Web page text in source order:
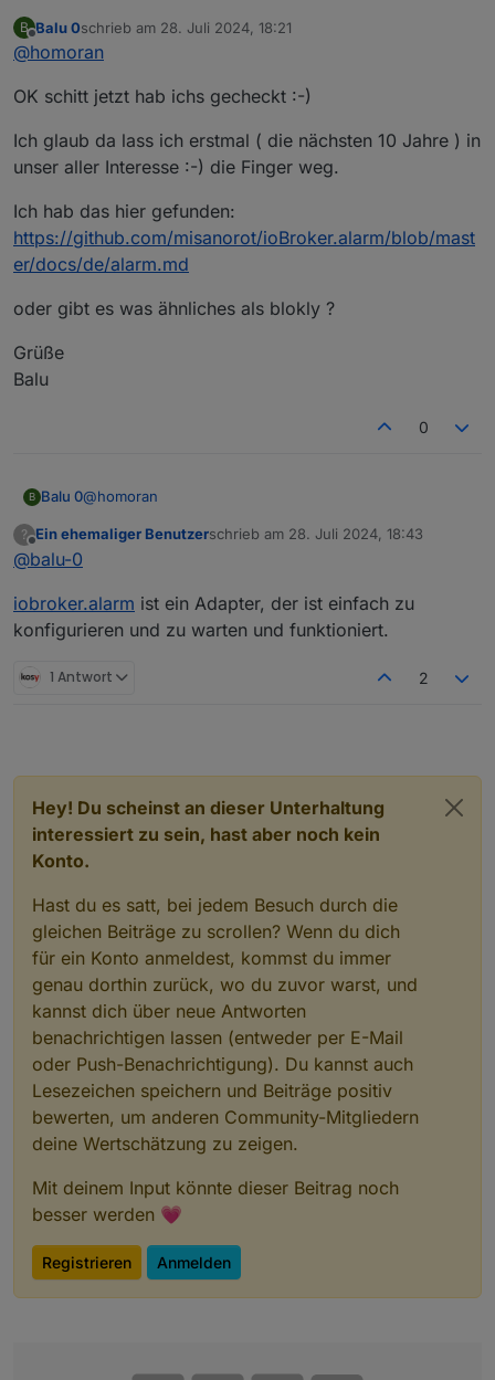
dazu müsste es ein xml sein!
balu-0 sagte in Umfassendes Alarmanlagen-Skript
wie kommst du darauf?
das ist Javascript
B
Offline
Balu 0schrieb am 28. Juli 2024, 18:21
zuletzt editiert von
@homoran
OK schitt jetzt hab ichs gecheckt :-)
Ich glaub da lass ich erstmal ( die nächsten 10 Jahre ) in
unser aller Interesse :-) die Finger weg.
Ich hab das hier gefunden:
https://github.com/misanorot/ioBroker.alarm/blob/mast
er/docs/de/alarm.md
oder gibt es was ähnliches als blokly ?
Grüße
Balu
0
B Balu 0@homoran
OK schitt jetzt hab ichs gecheckt :-)
unser aller Interesse :-) die Finger weg.
Ich hab das hier gefunden:
?
Offline
Ein ehemaliger Benutzerschrieb am 28. Juli 2024, 18:43
zuletzt editiert von
@balu-0
iobroker.alarm ist ein Adapter, der ist einfach zu
konfigurieren und zu warten und funktioniert.
1 Antwort 2
Hey! Du scheinst an dieser Unterhaltung
interessiert zu sein, hast aber noch kein
Konto.
Hast du es satt, bei jedem Besuch durch die
gleichen Beiträge zu scrollen? Wenn du dich
für ein Konto anmeldest, kommst du immer
genau dorthin zurück, wo du zuvor warst, und
kannst dich über neue Antworten
benachrichtigen lassen (entweder per E-Mail
oder Push-Benachrichtigung). Du kannst auch
Lesezeichen speichern und Beiträge positiv
bewerten, um anderen Community-Mitgliedern
deine Wertschätzung zu zeigen.
Mit deinem Input könnte dieser Beitrag noch
besser werden 💗
Registrieren Anmelden